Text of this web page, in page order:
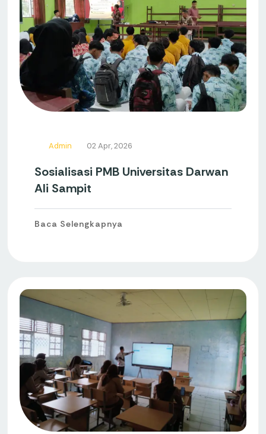
Admin 02 Apr, 2026
Sosialisasi PMB Universitas Darwan
Ali Sampit
Baca Selengkapnya